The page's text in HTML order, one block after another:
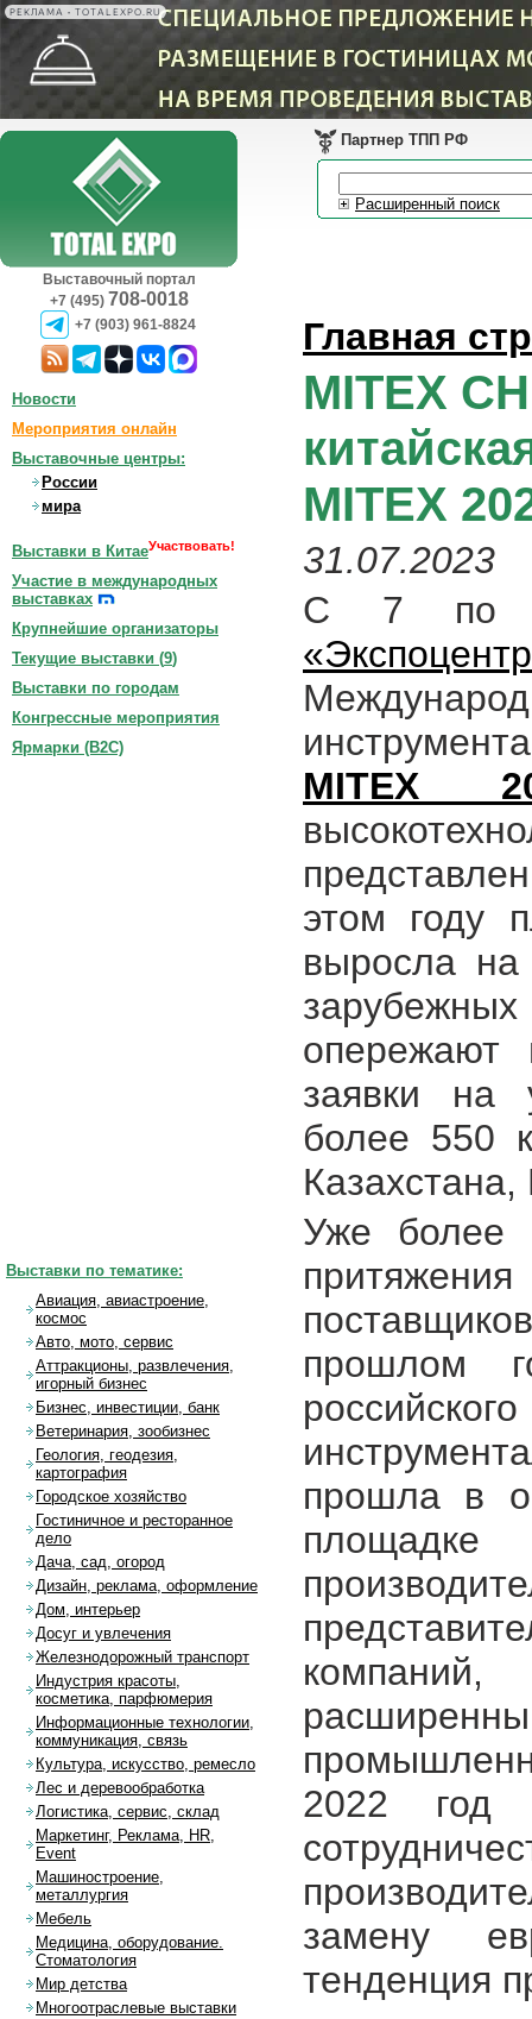
РЕКЛАМА • TOTALEXPO.RU
Выставочный портал
+7 (495) 708-0018
+7 (903) 961-8824
Партнер ТПП РФ
Расширенный поиск
Главная
MITEX
MITEX
31.07.2023
C 7 по
MITEX
этом году
выросла на
опережают
заявки на
более 550
Уже более
прошлом
прошла в
компаний,
2022 год
замену
тенденция
Новости
Мероприятия онлайн
Выставочные центры:
России
мира
Выставки в КитаеУчаствовать!
Участие в международных
выставках
Крупнейшие организаторы
Текущие выставки (9)
Выставки по городам
Конгрессные мероприятия
Ярмарки (B2C)
Выставки по тематике:
Авиация, авиастроение,
космос
Авто, мото, сервис
Аттракционы, развлечения,
игорный бизнес
Бизнес, инвестиции, банк
Ветеринария, зообизнес
Геология, геодезия,
картография
Городское хозяйство
Гостиничное и ресторанное
дело
Дача, сад, огород
Дизайн, реклама, оформление
Дом, интерьер
Досуг и увлечения
Железнодорожный транспорт
Индустрия красоты,
косметика, парфюмерия
Информационные технологии,
коммуникация, связь
Культура, искусство, ремесло
Лес и деревообработка
Логистика, сервис, склад
Маркетинг, Реклама, HR,
Event
Машиностроение,
металлургия
Мебель
Медицина, оборудование.
Стоматология
Мир детства
Многоотраслевые выставки